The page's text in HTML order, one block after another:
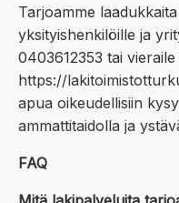
Tarjoamme
yksityishenkilöille ja
0403612353 tai
https://
apua oikeudellisiin
ammattitaidolla ja
FAQ